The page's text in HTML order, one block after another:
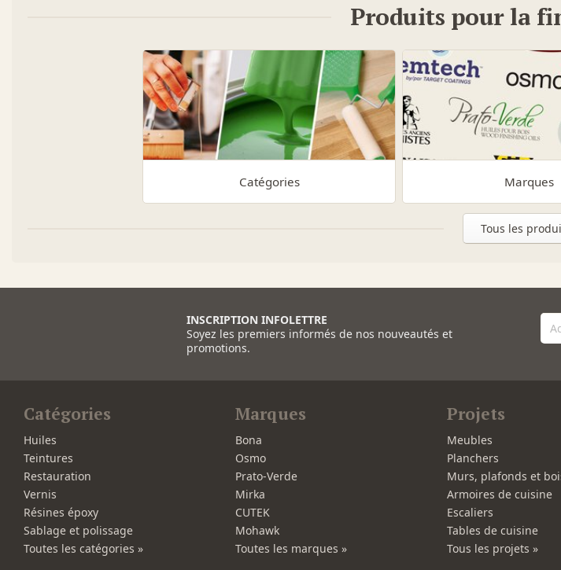
Produits pour la
Catégories Marques
Tous les
INSCRIPTION INFOLETTRE
Soyez les premiers informés de nos nouveautés et
promotions.
Catégories
Huiles
Teintures
Restauration
Vernis
Résines époxy
Sablage et polissage
Toutes les catégories »
Marques
Bona
Osmo
Prato-Verde
Mirka
CUTEK
Mohawk
Toutes les marques »
Projets
Meubles
Planchers
Murs, plafonds et
Armoires de cuisine
Escaliers
Tables de cuisine
Tous les projets »